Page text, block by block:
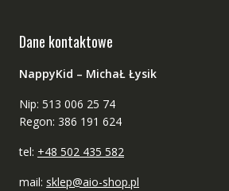
Dane kontaktowe
NappyKid – MichaŁ Łysik
Nip: 513 006 25 74
Regon: 386 191 624
tel: +48 502 435 582
mail: sklep@aio-shop.pl